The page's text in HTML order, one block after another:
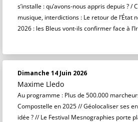
s’installe : qu’avons-nous appris depuis ? /
musique, interdictions : Le retour de l’État
2026 : les Bleus vont-ils confirmer face à
Dimanche 14 Juin 2026
Maxime Lledo
Au programme : Plus de 500.000
Compostelle en 2025 // Géolocaliser ses
idée ? // Le Festival Mesnographies porte